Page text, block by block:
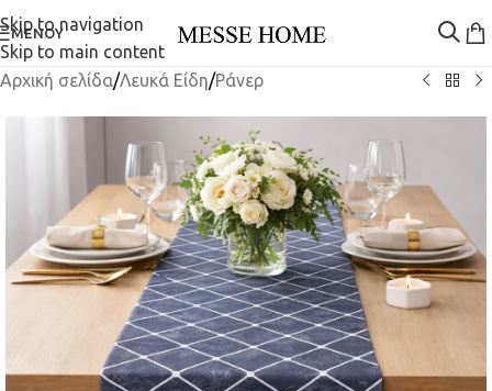
Skip to navigation
Skip to main content
ΜΕΝΟΎ
Αρχική σελίδα/Λευκά Είδη/Ράνερ